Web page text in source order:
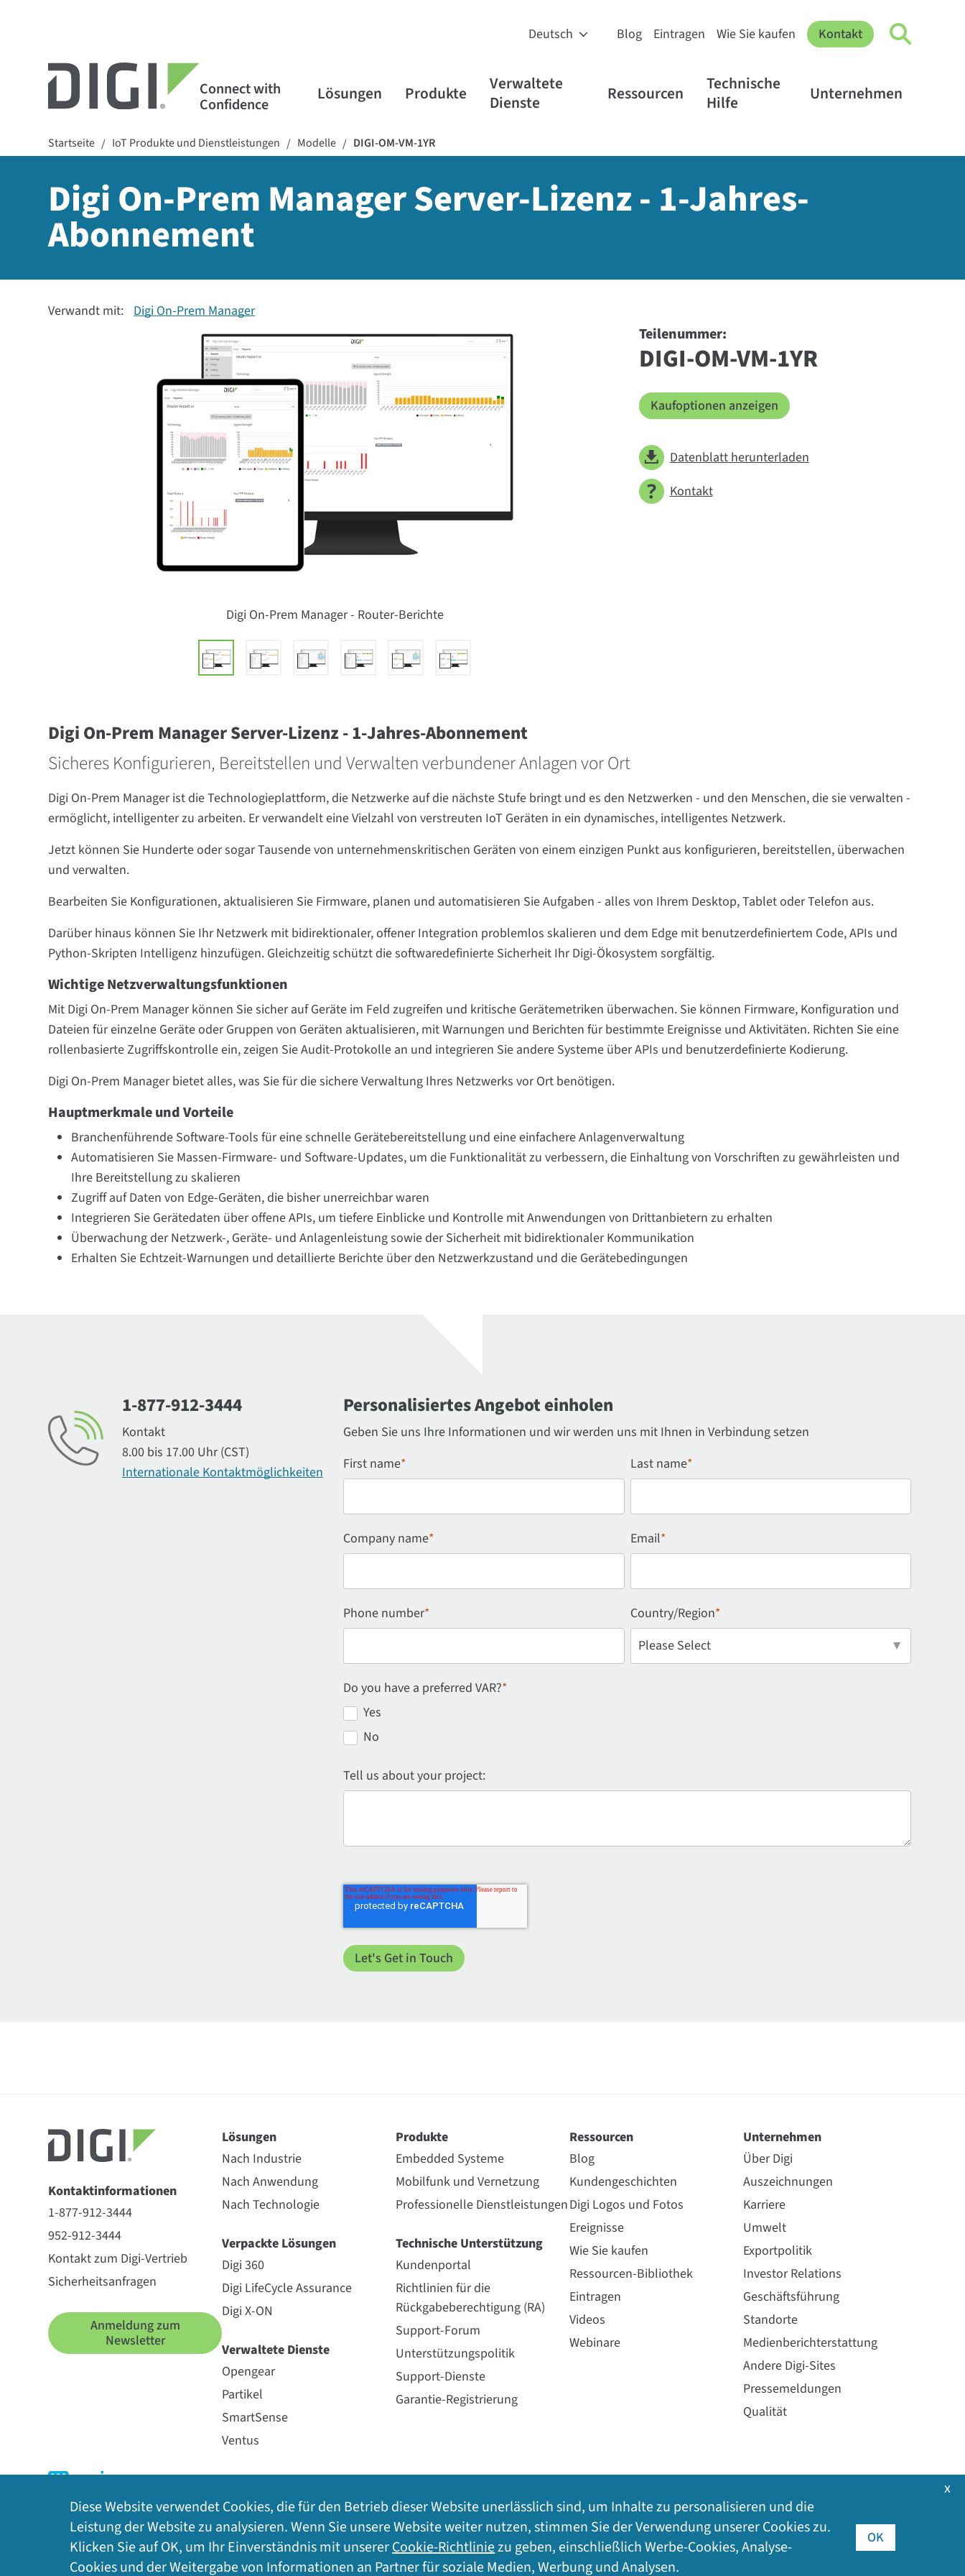
Connect with
Confidence
Blog Eintragen Wie Sie kaufen Kontakt
Lösungen Produkte
Verwaltete
Dienste
Ressourcen
Technische
Hilfe
Unternehmen
Startseite / IoT Produkte und Dienstleistungen / Modelle / DIGI-OM-VM-1YR
Digi On-Prem Manager Server-Lizenz - 1-Jahres-
Abonnement
Verwandt mit: Digi On-Prem Manager
Digi On-Prem Manager - Router-Berichte
Teilenummer:
DIGI-OM-VM-1YR
Kaufoptionen anzeigen
Datenblatt herunterladen
Kontakt
Digi On-Prem Manager Server-Lizenz - 1-Jahres-Abonnement
Sicheres Konfigurieren, Bereitstellen und Verwalten verbundener Anlagen vor Ort
Digi On-Prem Manager ist die Technologieplattform, die Netzwerke auf die nächste Stufe bringt und es den Netzwerken - und den Menschen, die sie verwalten -
ermöglicht, intelligenter zu arbeiten. Er verwandelt eine Vielzahl von verstreuten IoT Geräten in ein dynamisches, intelligentes Netzwerk.
Jetzt können Sie Hunderte oder sogar Tausende von unternehmenskritischen Geräten von einem einzigen Punkt aus konfigurieren, bereitstellen, überwachen
und verwalten.
Bearbeiten Sie Konfigurationen, aktualisieren Sie Firmware, planen und automatisieren Sie Aufgaben - alles von Ihrem Desktop, Tablet oder Telefon aus.
Darüber hinaus können Sie Ihr Netzwerk mit bidirektionaler, offener Integration problemlos skalieren und dem Edge mit benutzerdefiniertem Code, APIs und
Python-Skripten Intelligenz hinzufügen. Gleichzeitig schützt die softwaredefinierte Sicherheit Ihr Digi-Ökosystem sorgfältig.
Wichtige Netzverwaltungsfunktionen
Mit Digi On-Prem Manager können Sie sicher auf Geräte im Feld zugreifen und kritische Gerätemetriken überwachen. Sie können Firmware, Konfiguration und
Dateien für einzelne Geräte oder Gruppen von Geräten aktualisieren, mit Warnungen und Berichten für bestimmte Ereignisse und Aktivitäten. Richten Sie eine
rollenbasierte Zugriffskontrolle ein, zeigen Sie Audit-Protokolle an und integrieren Sie andere Systeme über APIs und benutzerdefinierte Kodierung.
Digi On-Prem Manager bietet alles, was Sie für die sichere Verwaltung Ihres Netzwerks vor Ort benötigen.
Hauptmerkmale und Vorteile
Branchenführende Software-Tools für eine schnelle Gerätebereitstellung und eine einfachere Anlagenverwaltung
Automatisieren Sie Massen-Firmware- und Software-Updates, um die Funktionalität zu verbessern, die Einhaltung von Vorschriften zu gewährleisten und
Ihre Bereitstellung zu skalieren
Zugriff auf Daten von Edge-Geräten, die bisher unerreichbar waren
Integrieren Sie Gerätedaten über offene APIs, um tiefere Einblicke und Kontrolle mit Anwendungen von Drittanbietern zu erhalten
Überwachung der Netzwerk-, Geräte- und Anlagenleistung sowie der Sicherheit mit bidirektionaler Kommunikation
Erhalten Sie Echtzeit-Warnungen und detaillierte Berichte über den Netzwerkzustand und die Gerätebedingungen
1-877-912-3444
Kontakt
8.00 bis 17.00 Uhr (CST)
Internationale Kontaktmöglichkeiten
Personalisiertes Angebot einholen
Geben Sie uns Ihre Informationen und wir werden uns mit Ihnen in Verbindung setzen
First name* Last name*
Company name* Email*
Phone number* Country/Region*
Do you have a preferred VAR?*
Yes
No
Tell us about your project:
Kontaktinformationen
1-877-912-3444
952-912-3444
Kontakt zum Digi-Vertrieb
Sicherheitsanfragen
Anmeldung zum
Newsletter
Lösungen
Nach Industrie
Nach Anwendung
Nach Technologie
Verpackte Lösungen
Digi 360
Digi LifeCycle Assurance
Digi X-ON
Verwaltete Dienste
Opengear
Partikel
SmartSense
Ventus
Produkte
Embedded Systeme
Mobilfunk und Vernetzung
Professionelle Dienstleistungen
Technische Unterstützung
Kundenportal
Richtlinien für die
Rückgabeberechtigung (RA)
Support-Forum
Unterstützungspolitik
Support-Dienste
Garantie-Registrierung
Ressourcen
Blog
Kundengeschichten
Digi Logos und Fotos
Ereignisse
Wie Sie kaufen
Ressourcen-Bibliothek
Eintragen
Videos
Webinare
Unternehmen
Über Digi
Auszeichnungen
Karriere
Umwelt
Exportpolitik
Investor Relations
Geschäftsführung
Standorte
Medienberichterstattung
Andere Digi-Sites
Pressemeldungen
Qualität
Datenschutz | Cookie-Richtlinie | Rechtliches | Lageplan ©2026Digi International Inc. Alle Rechte vorbehalten.
Diese Website verwendet Cookies, die für den Betrieb dieser Website unerlässlich sind, um Inhalte zu personalisieren und die
Leistung der Website zu analysieren. Wenn Sie unsere Website weiter nutzen, stimmen Sie der Verwendung unserer Cookies zu.
Klicken Sie auf OK, um Ihr Einverständnis mit unsererCookie-Richtliniezu geben, einschließlich Werbe-Cookies, Analyse-
Cookies und der Weitergabe von Informationen an Partner für soziale Medien, Werbung und Analysen.
OK
x